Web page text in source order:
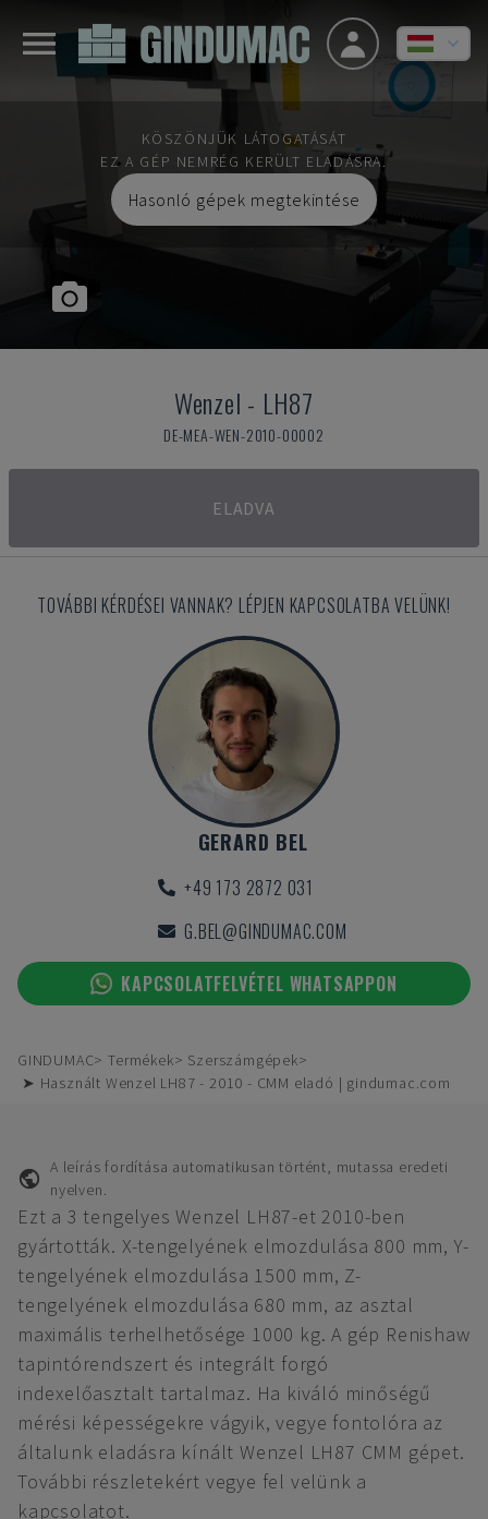
KÖSZÖNJÜK LÁTOGATÁSÁT
EZ A GÉP NEMRÉG KERÜLT ELADÁSRA.
Hasonló gépek megtekintése
Wenzel - LH87
DE-MEA-WEN-2010-00002
ELADVA
TOVÁBBI KÉRDÉSEI VANNAK? LÉPJEN KAPCSOLATBA VELÜNK!
GERARD BEL
+49 173 2872 031
G.BEL@GINDUMAC.COM
KAPCSOLATFELVÉTEL WHATSAPPON
GINDUMAC Termékek
Szerszámgépek
➤ Használt Wenzel LH87 - 2010 - CMM eladó | gindumac.com
A leírás fordítása automatikusan történt, mutassa eredeti
nyelven.
Ezt a 3 tengelyes Wenzel LH87-et 2010-ben
gyártották. X-tengelyének elmozdulása 800 mm, Y-
tengelyének elmozdulása 1500 mm, Z-
tengelyének elmozdulása 680 mm, az asztal
maximális terhelhetősége 1000 kg. A gép Renishaw
tapintórendszert és integrált forgó
indexelőasztalt tartalmaz. Ha kiváló minőségű
mérési képességekre vágyik, vegye fontolóra az
általunk eladásra kínált Wenzel LH87 CMM gépet.
További részletekért vegye fel velünk a
kapcsolatot.